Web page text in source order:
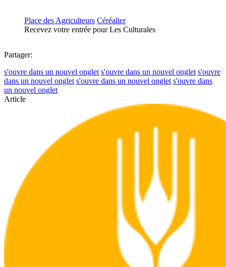
Place des Agriculteurs Céréalier
Recevez votre entrée pour Les Culturales
Partager:
s'ouvre dans un nouvel onglet s'ouvre dans un nouvel onglet s'ouvre
dans un nouvel onglet s'ouvre dans un nouvel onglet s'ouvre dans
un nouvel onglet
Article